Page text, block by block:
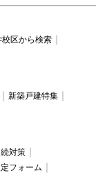
校区から検索
新築戸建特集
対策
フォーム